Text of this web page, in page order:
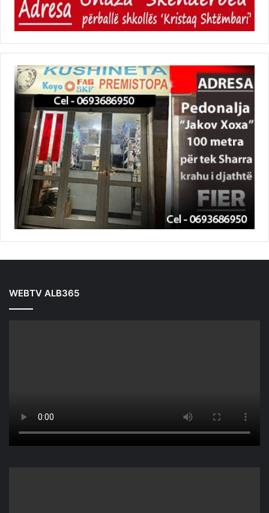
WEBTV ALB365